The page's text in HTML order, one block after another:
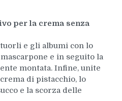
per la crema senza
e gli albumi con lo
e in seguito la
montata. Infine, unite
di pistacchio, lo
e la scorza delle